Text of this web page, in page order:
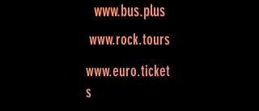
www.bus.plus
www.rock.tours
www.euro.ticket
s